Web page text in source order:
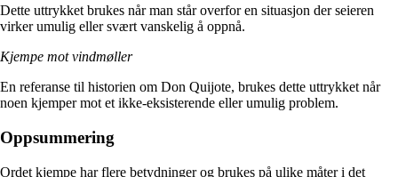
Dette uttrykket brukes når man står overfor en situasjon der seieren
virker umulig eller svært vanskelig å oppnå.
Kjempe mot vindmøller
En referanse til historien om Don Quijote, brukes dette uttrykket når
noen kjemper mot et ikke-eksisterende eller umulig problem.
Oppsummering
Ordet kjempe har flere betydninger og brukes på ulike måter i det